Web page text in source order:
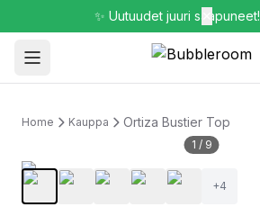
✨ Uutuudet juuri saapuneet!
Home Kauppa Ortiza Bustier Top
1 / 9
+4